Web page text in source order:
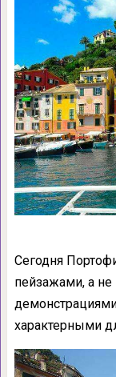
Сегодня
пейзажами, а
характерными